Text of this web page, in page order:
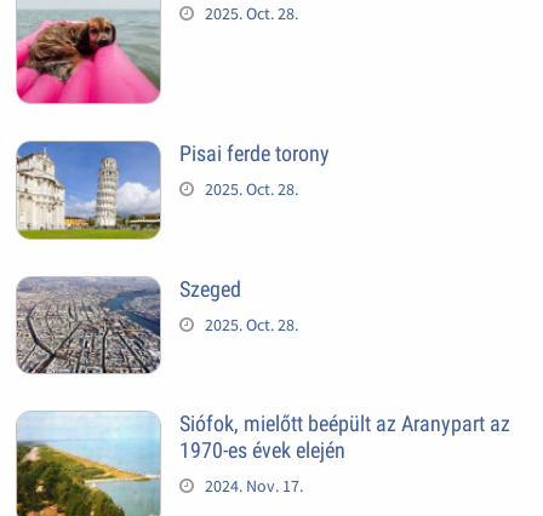
2025. Oct. 28.
Pisai ferde torony
2025. Oct. 28.
Szeged
2025. Oct. 28.
Siófok, mielőtt beépült az Aranypart az
1970-es évek elején
2024. Nov. 17.